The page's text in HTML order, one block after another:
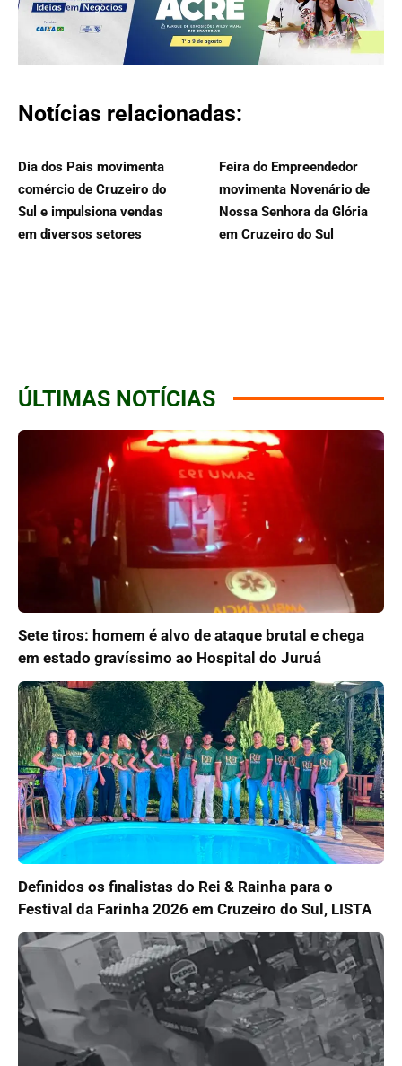
Notícias relacionadas:
Dia dos Pais movimenta
comércio de Cruzeiro do
Sul e impulsiona vendas
em diversos setores
Feira do Empreendedor
movimenta Novenário de
Nossa Senhora da Glória
em Cruzeiro do Sul
ÚLTIMAS NOTÍCIAS
Sete tiros: homem é alvo de ataque brutal e chega
em estado gravíssimo ao Hospital do Juruá
Definidos os finalistas do Rei & Rainha para o
Festival da Farinha 2026 em Cruzeiro do Sul, LISTA